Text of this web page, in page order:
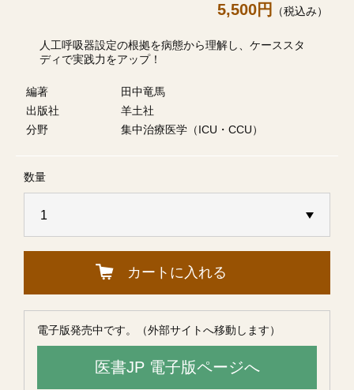
5,500円 （税込み）
人工呼吸器設定の根拠を病態から理解し、ケーススタ
ディで実践力をアップ！
編著
田中竜馬
出版社
羊土社
分野
集中治療医学（ICU・CCU）
数量
カートに入れる
電子版発売中です。（外部サイトへ移動します）
医書JP 電子版ページへ